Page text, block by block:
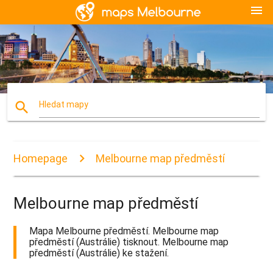
menu
search Hledat mapy
Homepage Melbourne map předměstí
Melbourne map předměstí
Mapa Melbourne předměstí. Melbourne map
předměstí (Austrálie) tisknout. Melbourne map
předměstí (Austrálie) ke stažení.